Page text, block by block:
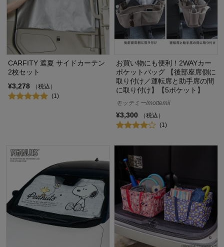
CARFITY 遮夏 サイドカーテン
2枚セット
¥3,278
（税込）
(1)
お買い物にも便利！2WAYカー
ポケットバッグ 【後部座席側に
取り付け／運転席と助手席の間
に取り付け】【5ポケット】
モッテミー/mottemii
¥3,300
（税込）
(1)